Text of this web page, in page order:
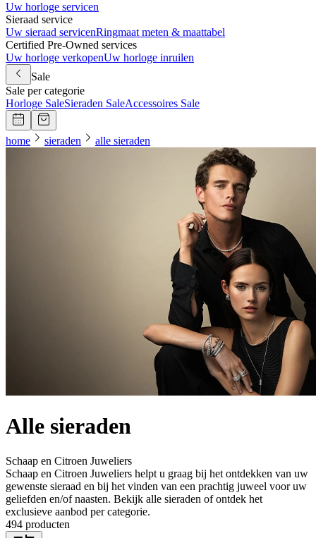
Uw horloge servicen
Sieraad service
Uw sieraad servicenRingmaat meten & maattabel
Certified Pre-Owned services
Uw horloge verkopenUw horloge inruilen
Sale
Sale per categorie
Horloge SaleSieraden SaleAccessoires Sale
home sieraden alle sieraden
Alle sieraden
Schaap en Citroen Juweliers
Schaap en Citroen Juweliers helpt u graag bij het ontdekken van uw
gewenste sieraad en bij het vinden van een prachtig juweel voor uw
geliefden en/of naasten. Bekijk alle sieraden of ontdek het
exclusieve aanbod per categorie.
494 producten